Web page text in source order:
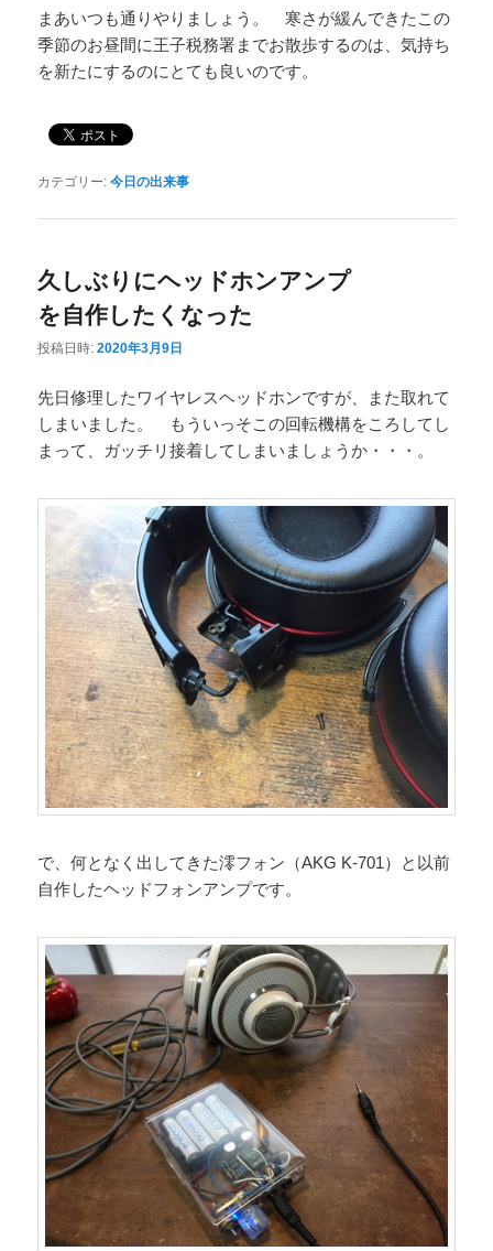
まあいつも通りやりましょう。 寒さが緩んできたこの
季節のお昼間に王子税務署までお散歩するのは、気持ち
を新たにするのにとても良いのです。
カテゴリー: 今日の出来事
久しぶりにヘッドホンアンプ
を自作したくなった
投稿日時:2020年3月9日
先日修理したワイヤレスヘッドホンですが、また取れて
しまいました。 もういっそこの回転機構をころしてし
まって、ガッチリ接着してしまいましょうか・・・。
で、何となく出してきた澪フォン（AKG K-701）と以前
自作したヘッドフォンアンプです。